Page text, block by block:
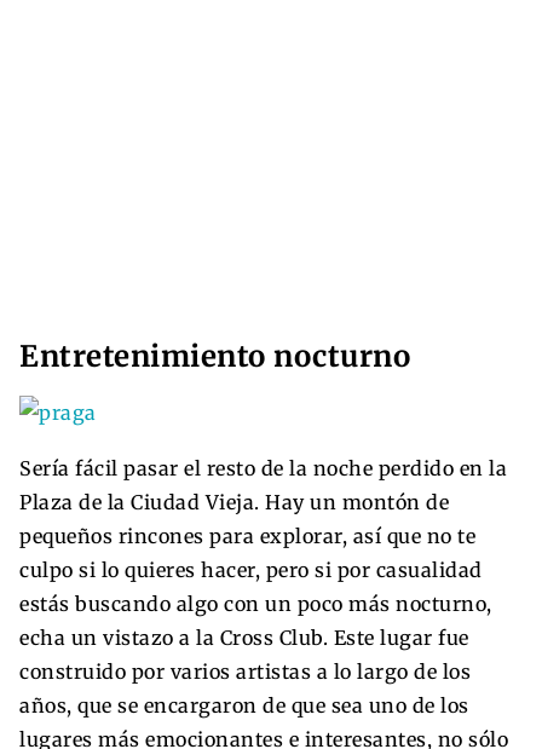
Entretenimiento nocturno
Sería fácil pasar el resto de la noche perdido en la
Plaza de la Ciudad Vieja. Hay un montón de
pequeños rincones para explorar, así que no te
culpo si lo quieres hacer, pero si por casualidad
estás buscando algo con un poco más nocturno,
echa un vistazo a la Cross Club. Este lugar fue
construido por varios artistas a lo largo de los
años, que se encargaron de que sea uno de los
lugares más emocionantes e interesantes, no sólo